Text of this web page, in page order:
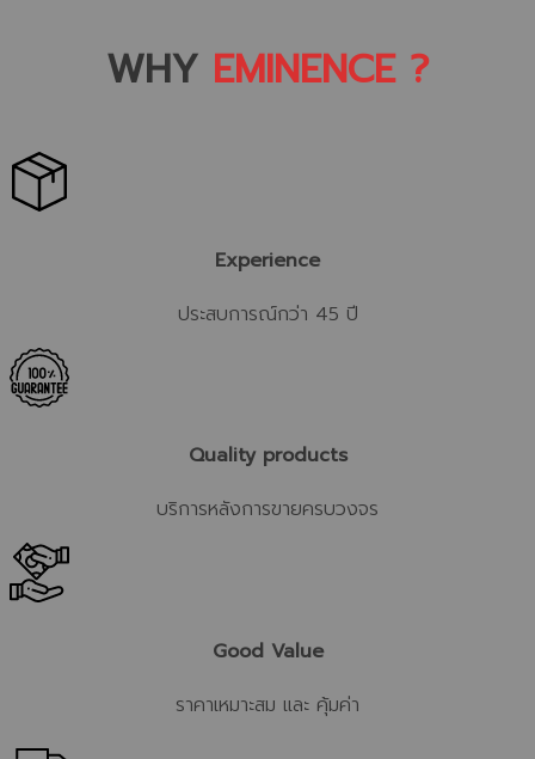
WHY EMINENCE ?
Experience
ประสบการณ์กว่า 45 ปี
Quality products
บริการหลังการขายครบวงจร
Good Value
ราคาเหมาะสม และ คุ้มค่า